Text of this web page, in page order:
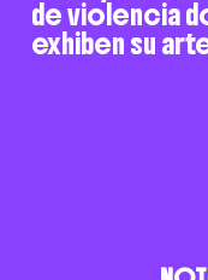
de violencia
exhiben su